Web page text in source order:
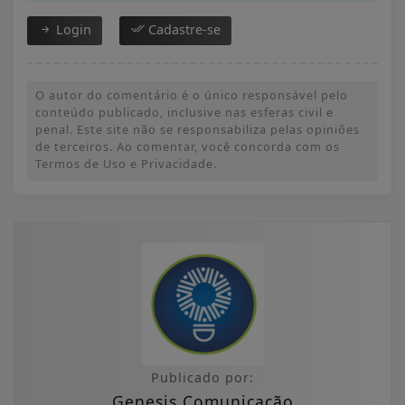
Login Cadastre-se
O autor do comentário é o único responsável pelo
conteúdo publicado, inclusive nas esferas civil e
penal. Este site não se responsabiliza pelas opiniões
de terceiros. Ao comentar, você concorda com os
Termos de Uso e Privacidade.
Publicado por: